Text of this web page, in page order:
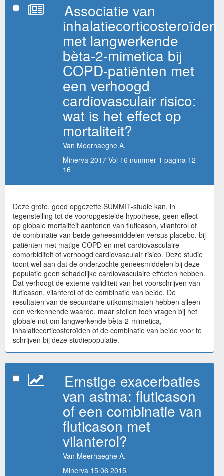
Associatie van
inhalatiecorticosteroïden
met langwerkende
bèta-2-mimetica bij
COPD-patiënten met
een verhoogd
cardiovasculair risico:
wat is het effect op
mortaliteit?
Van Meerhaeghe A.
Minerva 2017 Vol 16 nummer 1 pagina 12 -
16
Deze grote, goed opgezette SUMMIT-studie kan, in
tegenstelling tot de vooropgestelde hypothese, geen effect
op globale mortaliteit aantonen van fluticason, vilanterol of
de combinatie van beide geneesmiddelen versus placebo, bij
patiënten met matige COPD en met cardiovasculaire
comorbiditeit of verhoogd cardiovasculair risico. Deze studie
toont wel aan dat de onderzochte geneesmiddelen bij deze
populatie geen schadelijke cardiovasculaire effecten hebben.
Dat verhoogt de externe validiteit van het voorschrijven van
fluticason, vilanterol of de combinatie van beide. De
resultaten van de secundaire uitkomstmaten hebben alleen
een verkennende waarde, maar stellen toch vragen bij het
globale nut om langwerkende bèta-2-mimetica,
inhalatiecorticosteroïden of de combinatie van beide voor te
schrijven bij deze studiepopulatie.
Ernstige exacerbaties
van astma: fluticason
of een combinatie van
fluticason met
vilanterol?
Van Meerhaeghe A.
Minerva 15 06 2015